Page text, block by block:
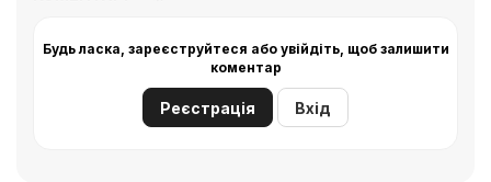
Будь ласка, зареєструйтеся або увійдіть, щоб залишити
коментар
Реєстрація Вхід